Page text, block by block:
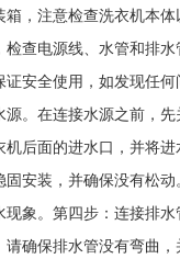
箱，注意检查洗衣机本
查电源线、水管和排水
证安全使用，如发现任
源。在连接水源之前，
机后面的进水口，并将
固安装，并确保没有松
现象。第四步：连接排
请确保排水管没有弯曲